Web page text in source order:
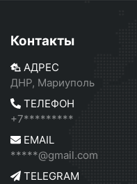
Контакты
АДРЕС
ДНР, Мариуполь
ТЕЛЕФОН
+7*********
EMAIL
*****@gmail.com
TELEGRAM